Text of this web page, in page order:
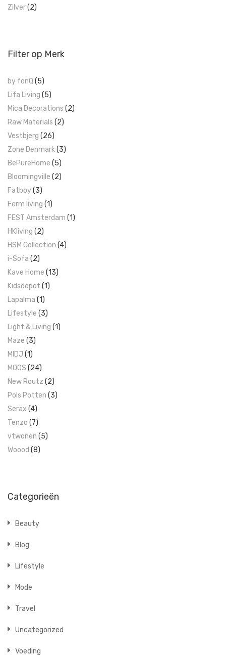
Zilver(2)
Filter op Merk
by fonQ (5)
Lifa Living (5)
Mica Decorations (2)
Raw Materials (2)
Vestbjerg (26)
Zone Denmark(3)
BePureHome (5)
Bloomingville (2)
Fatboy(3)
Ferm living (1)
FEST Amsterdam (1)
HKliving (2)
HSM Collection (4)
i-Sofa (2)
Kave Home (13)
Kidsdepot (1)
Lapalma (1)
Lifestyle (3)
Light & Living (1)
Maze (3)
MIDJ (1)
MOOS (24)
New Routz (2)
Pols Potten (3)
Serax (4)
Tenzo (7)
vtwonen (5)
Woood (8)
Categorieën
Beauty
Blog
Lifestyle
Mode
Travel
Uncategorized
Voeding